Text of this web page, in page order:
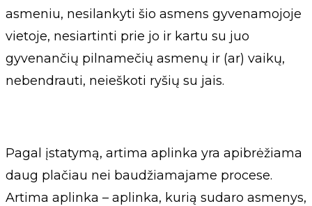
asmeniu, nesilankyti šio asmens gyvenamojoje
vietoje, nesiartinti prie jo ir kartu su juo
gyvenančių pilnamečių asmenų ir (ar) vaikų,
nebendrauti, neieškoti ryšių su jais.
Pagal įstatymą, artima aplinka yra apibrėžiama
daug plačiau nei baudžiamajame procese.
Artima aplinka – aplinka, kurią sudaro asmenys,